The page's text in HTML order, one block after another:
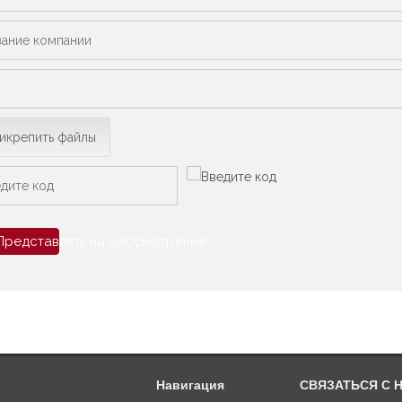
файлы
на рассмотрение
Навигация СВЯЗАТЬСЯ С